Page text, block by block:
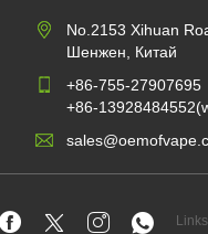
No.2153 Xihuan
Шенжен, Китай
+86-755-27907695
+86-
Links